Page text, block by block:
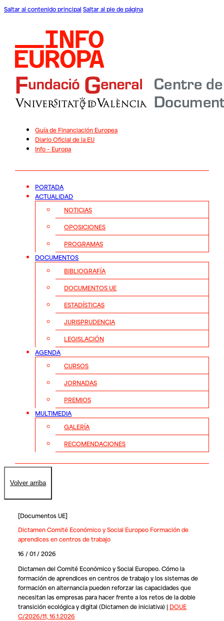
Saltar al contenido principal Saltar al pie de página
Guía de Financiación Europea
Diario Oficial de la EU
Info – Europa
PORTADA
ACTUALIDAD
NOTICIAS
OPOSICIONES
PROGRAMAS
DOCUMENTOS
BIBLIOGRAFÍA
DOCUMENTOS UE
ESTADÍSTICAS
JURISPRUDENCIA
LEGISLACIÓN
AGENDA
CURSOS
JORNADAS
PREMIOS
MULTIMEDIA
GALERÍA
RECOMENDACIONES
Volver arriba
[Documentos UE]
Dictamen Comité Económico y Social Europeo Formación de
aprendices en centros de trabajo
16 / 01 / 2026
Dictamen del Comité Económico y Social Europeo. Cómo la
formación de aprendices en centros de trabajo y los sistemas de
formación en alternancia pueden reforzar las capacidades que
necesitan las empresas para hacer frente a los retos de la doble
transición ecológica y digital (Dictamen de iniciativa) | DOUE
C/2026/11, 16.1.2026